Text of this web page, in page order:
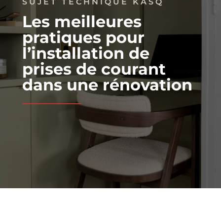
Les meilleures
pratiques pour
l’installation de
prises de courant
dans une rénovation